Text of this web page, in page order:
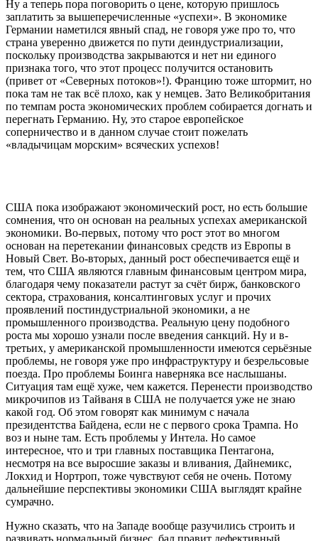
Ну а теперь пора поговорить о цене, которую пришлось
заплатить за вышеперечисленные «успехи». В экономике
Германии наметился явный спад, не говоря уже про то, что
страна уверенно движется по пути деиндустриализации,
поскольку производства закрываются и нет ни единого
признака того, что этот процесс получится остановить
(привет от «Северных потоков»!). Францию тоже штормит, но
пока там не так всё плохо, как у немцев. Зато Великобритания
по темпам роста экономических проблем собирается догнать и
перегнать Германию. Ну, это старое европейское
соперничество и в данном случае стоит пожелать
«владычицам морским» всяческих успехов!
США пока изображают экономический рост, но есть большие
сомнения, что он основан на реальных успехах американской
экономики. Во-первых, потому что рост этот во многом
основан на перетекании финансовых средств из Европы в
Новый Свет. Во-вторых, данный рост обеспечивается ещё и
тем, что США являются главным финансовым центром мира,
благодаря чему показатели растут за счёт бирж, банковского
сектора, страхования, консалтинговых услуг и прочих
проявлений постиндустриальной экономики, а не
промышленного производства. Реальную цену подобного
роста мы хорошо узнали после введения санкций. Ну и в-
третьих, у американской промышленности имеются серьёзные
проблемы, не говоря уже про инфраструктуру и безрельсовые
поезда. Про проблемы Боинга наверняка все наслышаны.
Ситуация там ещё хуже, чем кажется. Перенести производство
микрочипов из Тайваня в США не получается уже не знаю
какой год. Об этом говорят как минимум с начала
президентства Байдена, если не с первого срока Трампа. Но
воз и ныне там. Есть проблемы у Интела. Но самое
интересное, что и три главных поставщика Пентагона,
несмотря на все выросшие заказы и вливания, Дайнемикс,
Локхид и Нортроп, тоже чувствуют себя не очень. Потому
дальнейшие перспективы экономики США выглядят крайне
сумрачно.
Нужно сказать, что на Западе вообще разучились строить и
развивать нормальный бизнес, бал правит дефективный